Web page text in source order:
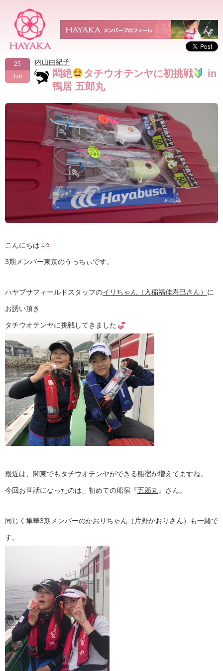
25
Jun
内山由紀子
悶絶 タチウオテンヤに初挑戦
in
鴨居 五郎丸
こんにちは
3期メンバー東京のうっちぃです。
ハヤブサフィールドスタッフのイリちゃん（入稲福佳寿巳さん） に
お誘い頂き
タチウオテンヤに挑戦してきました
最近は、関東でもタチウオテンヤができる船宿が増えてますね。
今回お世話になったのは、初めての船宿『五郎丸』さん。
同じく隼華3期メンバーのかおりちゃん（片野かおりさん） も一緒で
す。